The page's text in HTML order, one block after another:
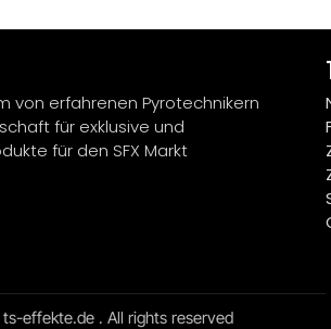
von erfahrenen Pyrotechnikern
für exklusive und
für den SFX Markt
effekte.de . All rights reserved